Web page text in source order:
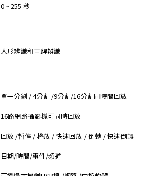
0 ~ 255 秒
人形辨識和車牌辨識
單一分割 / 4分割 /9分割/16分割同時間回放
16路網路攝影機可同時回放
回放 /暫停 / 格放 / 快速回放 / 倒轉 / 快速倒轉
日期/時間/事件/頻道